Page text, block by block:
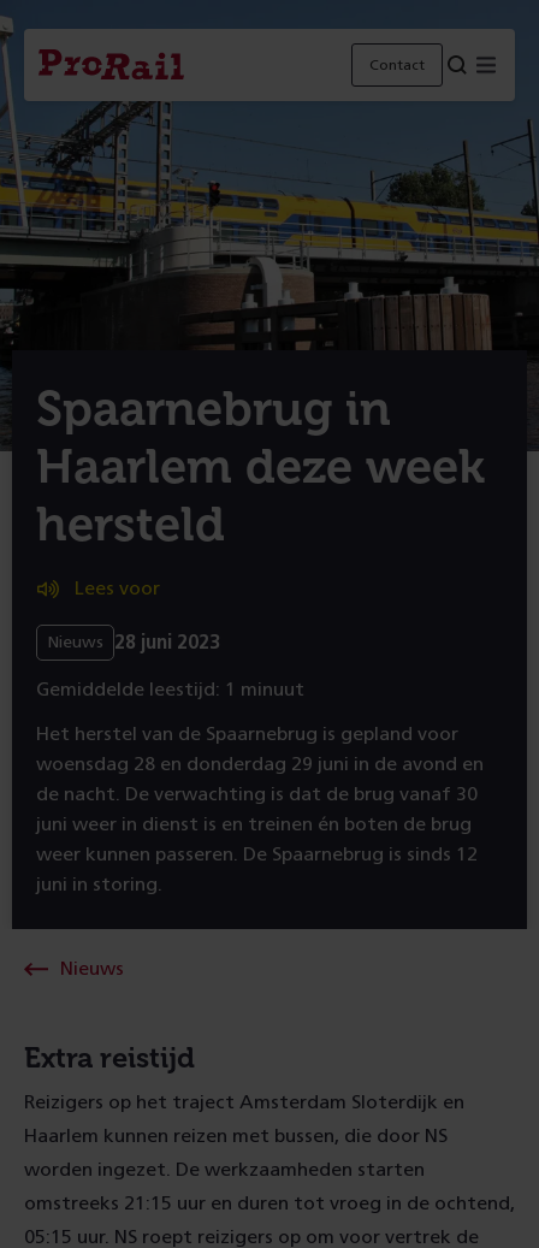
Navigatie
Homepage
ProRail
Contact
Spaarnebrug in
Haarlem deze week
hersteld
Lees voor
Nieuws 28 juni 2023
Gemiddelde leestijd: 1 minuut
Het herstel van de Spaarnebrug is gepland voor
woensdag 28 en donderdag 29 juni in de avond en
de nacht. De verwachting is dat de brug vanaf 30
juni weer in dienst is en treinen én boten de brug
weer kunnen passeren. De Spaarnebrug is sinds 12
juni in storing.
Nieuws
Extra reistijd
Reizigers op het traject Amsterdam Sloterdijk en
Haarlem kunnen reizen met bussen, die door NS
worden ingezet. De werkzaamheden starten
omstreeks 21:15 uur en duren tot vroeg in de ochtend,
05:15 uur. NS roept reizigers op om voor vertrek de